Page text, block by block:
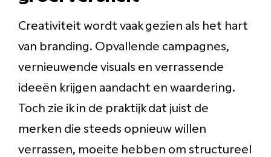
Creativiteit wordt vaak gezien als het hart
van branding. Opvallende campagnes,
vernieuwende visuals en verrassende
ideeën krijgen aandacht en waardering.
Toch zie ik in de praktijk dat juist de
merken die steeds opnieuw willen
verrassen, moeite hebben om structureel